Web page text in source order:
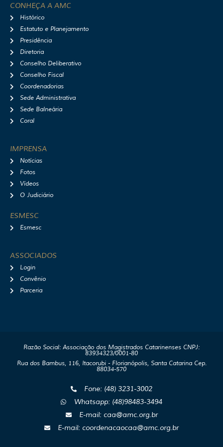
t
r
CONHEÇA A AMC
Histórico
Estatuto e Planejamento
Presidência
Diretoria
Conselho Deliberativo
Conselho Fiscal
Coordenadorias
Sede Administrativa
Sede Balneária
Coral
IMPRENSA
Notícias
Fotos
Vídeos
O Judiciário
ESMESC
Esmesc
ASSOCIADOS
Login
Convênio
Parceria
Razão Social: Associação dos Magistrados Catarinenses CNPJ:
83934323/0001-80
Rua dos Bambus, 116, Itacorubi - Florianópolis, Santa Catarina Cep.
88034-570
Fone: (48) 3231-3002
Whatsapp: (48)98483-3494
E-mail: caa@amc.org.br
E-mail: coordenacaocaa@amc.org.br